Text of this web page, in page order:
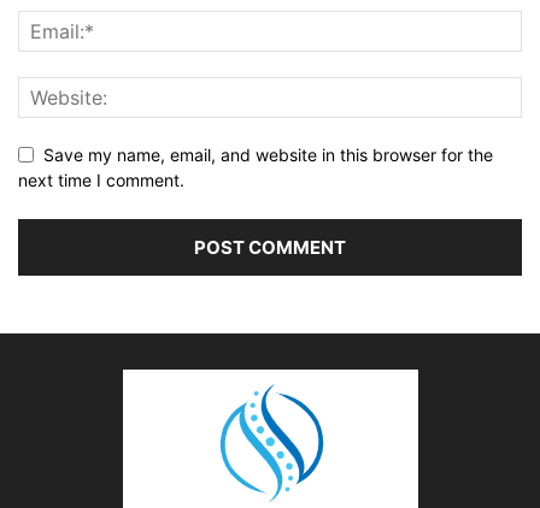
Save my name, email, and website in this browser for the
next time I comment.